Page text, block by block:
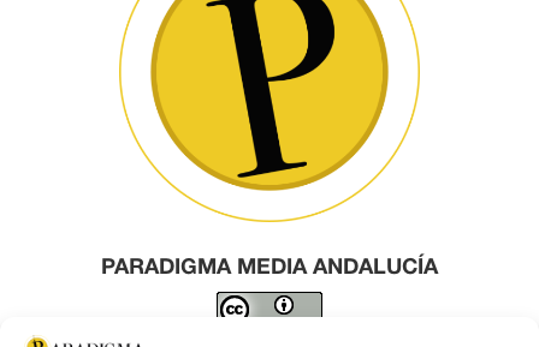
PARADIGMA MEDIA ANDALUCÍA